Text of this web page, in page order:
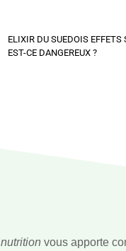
ELIXIR DU SUEDOIS EFFETS
EST-CE DANGEREUX ?
nutrition vous apporte